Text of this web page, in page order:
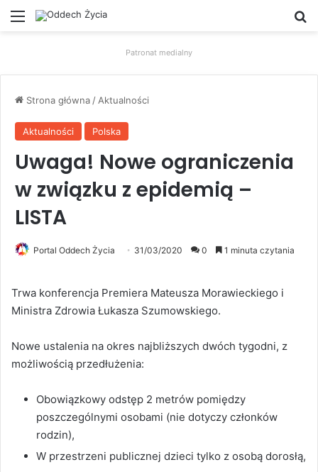
Menu
Patronat medialny
Strona główna / Aktualności
Aktualności Polska
Uwaga! Nowe ograniczenia
w związku z epidemią –
LISTA
Portal Oddech Życia 31/03/2020 0 1 minuta czytania
Trwa konferencja Premiera Mateusza Morawieckiego i
Ministra Zdrowia Łukasza Szumowskiego.
Nowe ustalenia na okres najbliższych dwóch tygodni, z
możliwością przedłużenia:
Obowiązkowy odstęp 2 metrów pomiędzy
poszczególnymi osobami (nie dotyczy członków
rodzin),
W przestrzeni publicznej dzieci tylko z osobą dorosłą,